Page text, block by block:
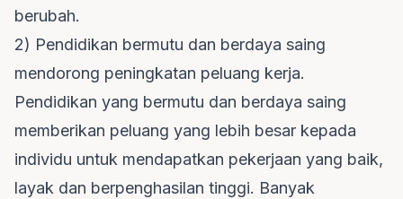
berubah.
2) Pendidikan bermutu dan berdaya saing
mendorong peningkatan peluang kerja.
Pendidikan yang bermutu dan berdaya saing
memberikan peluang yang lebih besar kepada
individu untuk mendapatkan pekerjaan yang baik,
layak dan berpenghasilan tinggi. Banyak